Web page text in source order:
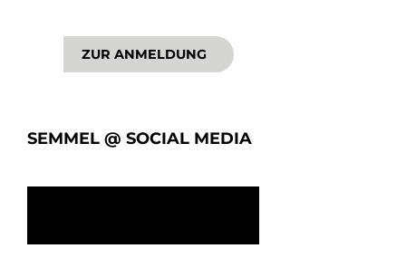
ZUR ANMELDUNG
SEMMEL @ SOCIAL MEDIA